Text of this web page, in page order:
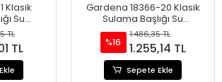
Klasik
Su
TL
TL
Gardena 18366-20 Klasik
Sulama Başlığı Su
Durdurucu Seti
%16
1.486,35 TL
1.255,14 TL
Sepete Ekle